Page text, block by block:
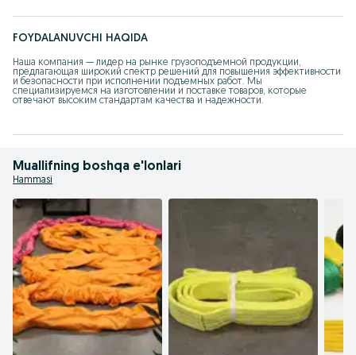
FOYDALANUVCHI HAQIDA
Наша компания — лидер на рынке грузоподъемной продукции,
предлагающая широкий спектр решений для повышения эффективности
и безопасности при исполнении подъемных работ. Мы
специализируемся на изготовлении и поставке товаров, которые
отвечают высоким стандартам качества и надежности.
Muallifning boshqa e'lonlari
Hammasi